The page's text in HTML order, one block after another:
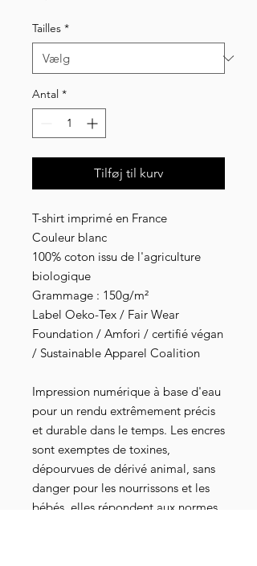
Tailles *
Antal *
Tilføj til kurv
T-shirt imprimé en France
Couleur blanc
100% coton issu de l'agriculture
biologique
Grammage : 150g/m²
Label Oeko-Tex / Fair Wear
Foundation / Amfori / certifié végan
/ Sustainable Apparel Coalition
Impression numérique à base d'eau
pour un rendu extrêmement précis
et durable dans le temps. Les encres
sont exemptes de toxines,
dépourvues de dérivé animal, sans
danger pour les nourrissons et les
bébés, elles répondent aux normes